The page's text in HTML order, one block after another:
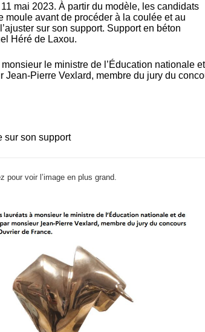
mai 2023. À partir du modèle, les candidats
avant de procéder à la coulée et au
sur son support. Support en béton
Héré de Laxou.
le ministre de l’Éducation nationale
Pierre Vexlard, membre du jury du
sur son support
pour voir l’image en plus grand.